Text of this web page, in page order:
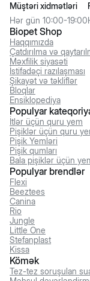
Biopet Shop
Haqqımızda
Çatdırılma və
Məxfilik siyasəti
İstifadəçi razılaşması
Şikayət və təkliflər
Bloqlar
Ensiklopediya
Müştəri xidmətləri
Hər gün 10:00-19:00
Populyar
İtlər üçün quru yem
Pişiklər üçün quru
Pişik Yemləri
Pişik qumları
Bala pişiklər üçün
Populyar brendlər
Flexi
Beeztees
Canina
Rio
Jungle
Little One
Stefanplast
Kissa
Kömək
Tez-tez soruşulan